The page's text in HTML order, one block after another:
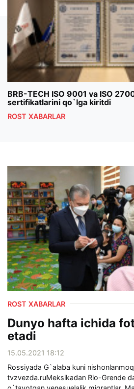
BRB-TECH ISO 9001 va ISO
sertifikatlarini qo`lga kiritdi
ROST XABARLAR
ROST XABARLAR
Dunyo hafta ichida
etadi
15.05.2021 18:12
Rossiyada G`alaba kuni
tvzvezda.ruMeksikadan Rio-Grende